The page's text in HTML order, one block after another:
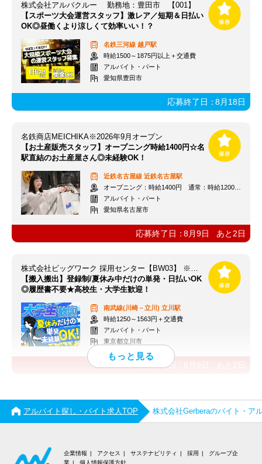
株式会社アルバクルー 勤務地：豊田市 【001】
【スポーツ大会運営スタッフ】激レア／短期＆日払い
OK◎昼働くより涼しくて効率いい！？
名鉄三河線 越戸駅
時給1500～1875円以上＋交通費
アルバイト・パート
愛知県豊田市
応募終了日：8月18日
名鉄商店MEICHIKA※2026年9月オープン
【お土産販売スタッフ】オープニング時給1400円☆名
駅直結のお土産屋さん◎未経験OK！
近鉄名古屋線 近鉄名古屋駅
オープニング：時給1400円 通常：時給1200円～＋交通費全額支給
アルバイト・パート
愛知県名古屋市
応募終了日：8月9日 あと 2日
株式会社ビッグワーク 採用センター【BW03】 ※立川エリア
【搬入搬出】登録制/夏休み中だけの単発・日払いOK
◎履歴書不要★高校生・大学生歓迎！
南武線(川崎－立川) 立川駅
時給1250～1563円＋交通費
アルバイト・パート
東京都立川市
応募終了日：
アルバイト探し・バイト求人TOP 株式会社Gerberaのバイト・ア
企業情報 アクセス サステナビリティ 採用
グループ企
業
個人情報保護方針